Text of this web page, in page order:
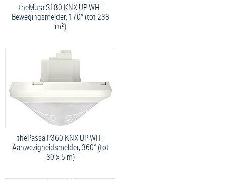
theMura S180 KNX UP WH |
Bewegingsmelder, 170° (tot 238
m²)
thePassa P360 KNX UP WH |
Aanwezigheidsmelder, 360° (tot
30 x 5 m)